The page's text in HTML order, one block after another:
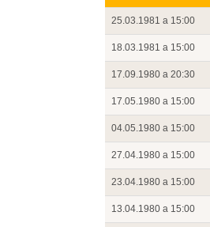
25.03.1981 a 15:00
18.03.1981 a 15:00
17.09.1980 a 20:30
17.05.1980 a 15:00
04.05.1980 a 15:00
27.04.1980 a 15:00
23.04.1980 a 15:00
13.04.1980 a 15:00